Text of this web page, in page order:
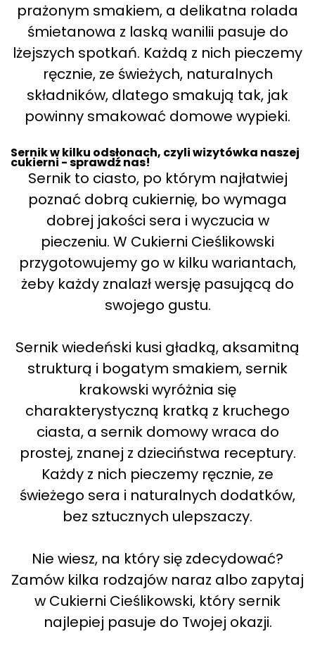
prażonym smakiem, a delikatna rolada
śmietanowa z laską wanilii pasuje do
lżejszych spotkań. Każdą z nich pieczemy
ręcznie, ze świeżych, naturalnych
składników, dlatego smakują tak, jak
powinny smakować domowe wypieki.
Sernik w kilku odsłonach, czyli wizytówka naszej
cukierni - sprawdź nas!
Sernik to ciasto, po którym najłatwiej
poznać dobrą cukiernię, bo wymaga
dobrej jakości sera i wyczucia w
pieczeniu. W Cukierni Cieślikowski
przygotowujemy go w kilku wariantach,
żeby każdy znalazł wersję pasującą do
swojego gustu.
Sernik wiedeński kusi gładką, aksamitną
strukturą i bogatym smakiem, sernik
krakowski wyróżnia się
charakterystyczną kratką z kruchego
ciasta, a sernik domowy wraca do
prostej, znanej z dzieciństwa receptury.
Każdy z nich pieczemy ręcznie, ze
świeżego sera i naturalnych dodatków,
bez sztucznych ulepszaczy.
Nie wiesz, na który się zdecydować?
Zamów kilka rodzajów naraz albo zapytaj
w Cukierni Cieślikowski, który sernik
najlepiej pasuje do Twojej okazji.